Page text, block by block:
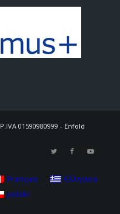
P.IVA 01590980999 - Enfold
Français
Ελληνικα
polski